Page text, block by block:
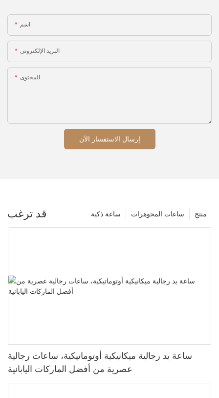
اسم
البريد الإلكتروني
المحتوى
إرسال الاستفسار الآن
قد ترغب منتج ساعات المجوهرات ساعة ذكية
ساعة يد رجالية ميكانيكية أوتوماتيكية، ساعات رجالية
عصرية من أفضل الماركات اليابانية